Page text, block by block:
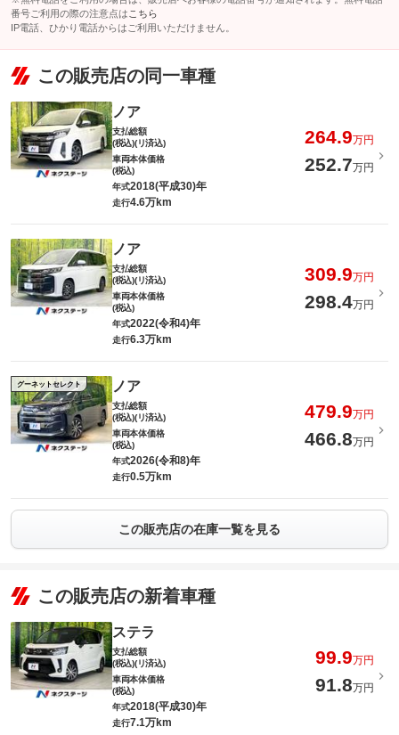
番号ご利用の際の注意点は こちら
IP電話、ひかり電話からはご利用いただけません。
この販売店の同一車種
ノア
支払総額
(税込)(リ済込)
264.9万円
車両本体価格
(税込)
252.7万円
年式2018(平成30)年
走行4.6万km
ノア
支払総額
(税込)(リ済込)
309.9万円
車両本体価格
(税込)
298.4万円
年式2022(令和4)年
走行6.3万km
グーネットセレクト ノア
支払総額
(税込)(リ済込)
479.9万円
車両本体価格
(税込)
466.8万円
年式2026(令和8)年
走行0.5万km
この販売店の在庫一覧を見る
この販売店の新着車種
ステラ
支払総額
(税込)(リ済込)
99.9万円
車両本体価格
(税込)
91.8万円
年式2018(平成30)年
走行7.1万km